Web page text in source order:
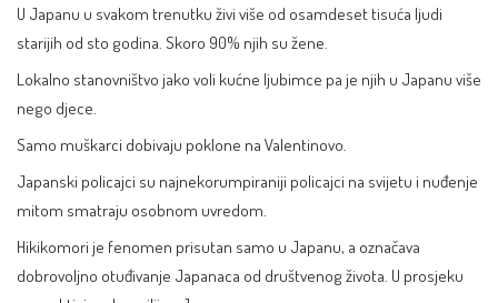
U Japanu u svakom trenutku živi više od osamdeset tisuća ljudi
starijih od sto godina. Skoro 90% njih su žene.
Lokalno stanovništvo jako voli kućne ljubimce pa je njih u Japanu više
nego djece.
Samo muškarci dobivaju poklone na Valentinovo.
Japanski policajci su najnekorumpiraniji policajci na svijetu i nuđenje
mitom smatraju osobnom uvredom.
Hikikomori je fenomen prisutan samo u Japanu, a označava
dobrovoljno otuđivanje Japanaca od društvenog života. U prosjeku